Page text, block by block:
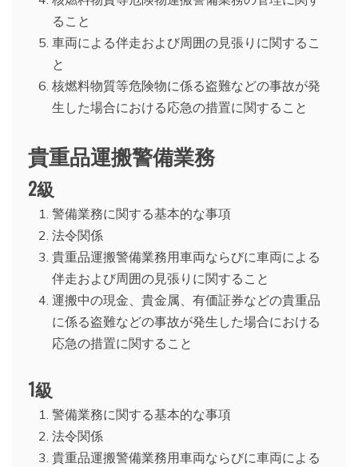
ること
車両による伴走および周囲の見張りに関するこ
と
核燃料物質等危険物に係る盗難などの事故が発
生した場合における応急の措置に関すること
貴重品運搬警備業務
2級
警備業務に関する基本的な事項
法令関係
貴重品運搬警備業務用車両ならびに車両による
伴走および周囲の見張りに関すること
運搬中の現金、貴金属、有価証券などの貴重品
に係る盗難などの事故が発生した場合における
応急の措置に関すること
1級
警備業務に関する基本的な事項
法令関係
貴重品運搬警備業務用車両ならびに車両による